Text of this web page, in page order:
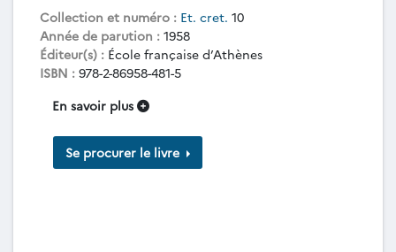
Collection et numéro : Et. cret. 10
Année de parution : 1958
Éditeur(s) : École française d’Athènes
ISBN : 978-2-86958-481-5
En savoir plus
Se procurer le livre